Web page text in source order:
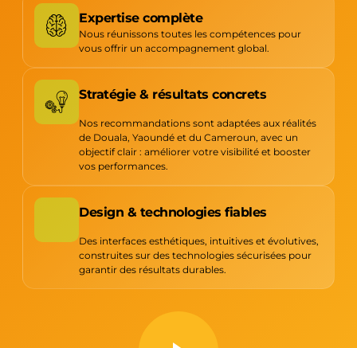
Expertise complète
Nous réunissons toutes les compétences pour
vous offrir un accompagnement global.
Stratégie & résultats concrets
Nos recommandations sont adaptées aux réalités
de Douala, Yaoundé et du Cameroun, avec un
objectif clair : améliorer votre visibilité et booster
vos performances.
Design & technologies fiables
Des interfaces esthétiques, intuitives et évolutives,
construites sur des technologies sécurisées pour
garantir des résultats durables.